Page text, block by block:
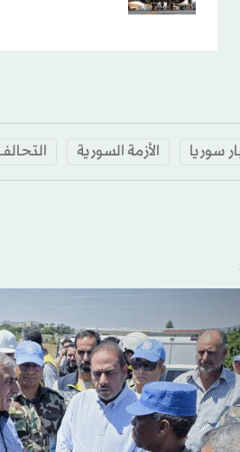
سوريا الأزمة السورية